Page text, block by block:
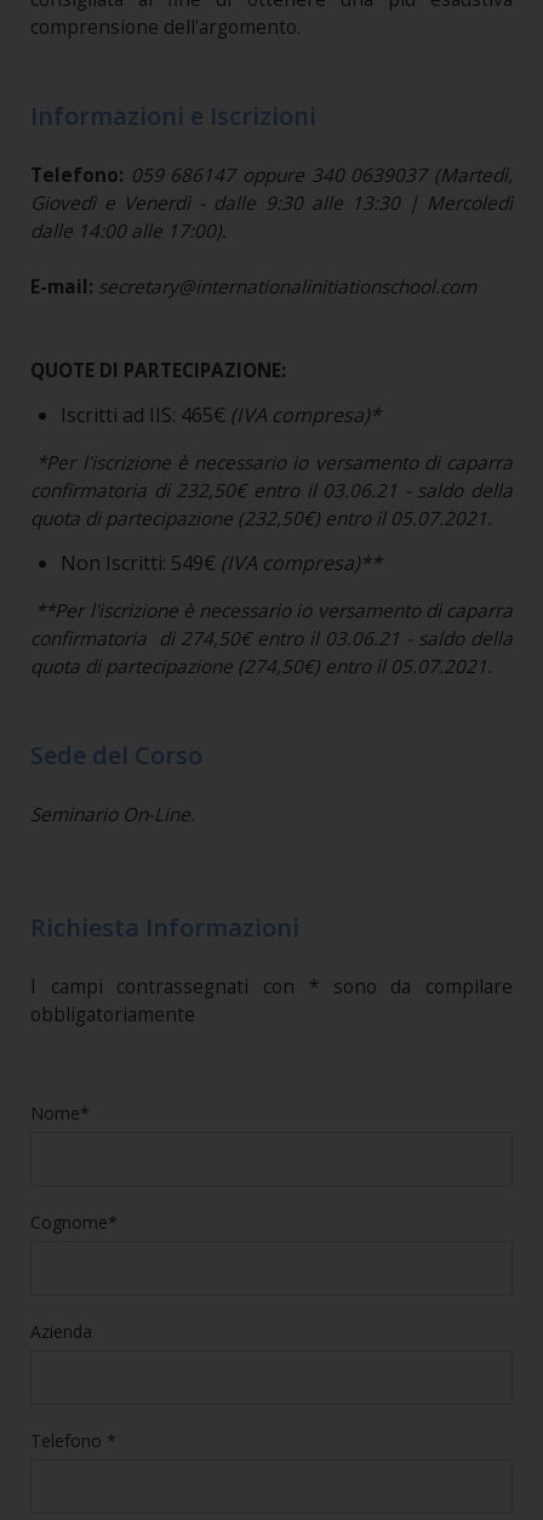
comprensione dell'argomento.
Informazioni e Iscrizioni
Telefono: 059 686147 oppure 340 0639037 (Martedì,
Giovedì e Venerdì - dalle 9:30 alle 13:30 | Mercoledì
dalle 14:00 alle 17:00).
E-mail: secretary@internationalinitiationschool.com
QUOTE DI PARTECIPAZIONE:
Iscritti ad IIS: 465€ (IVA compresa)*
*Per l'iscrizione è necessario io versamento di caparra
confirmatoria di 232,50€ entro il 03.06.21 - saldo della
quota di partecipazione (232,50€) entro il 05.07.2021.
Non Iscritti: 549€ (IVA compresa)**
**Per l'iscrizione è necessario io versamento di caparra
confirmatoria di 274,50€ entro il 03.06.21 - saldo della
quota di partecipazione (274,50€) entro il 05.07.2021.
Sede del Corso
Seminario On-Line.
Richiesta Informazioni
I campi contrassegnati con * sono da compilare
obbligatoriamente
Nome*
Cognome*
Azienda
Telefono *